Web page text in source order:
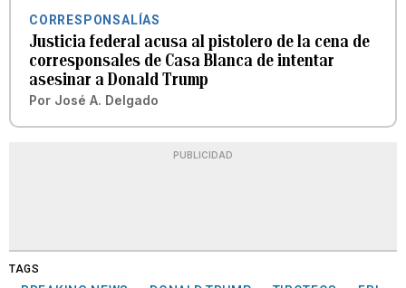
CORRESPONSALÍAS
Justicia federal acusa al pistolero de la cena de
corresponsales de Casa Blanca de intentar
asesinar a Donald Trump
Por José A. Delgado
PUBLICIDAD
TAGS